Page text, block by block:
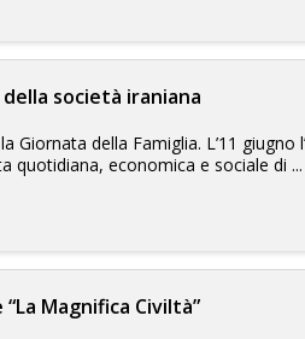
società iraniana
la Giornata della Famiglia. L’11
quotidiana, economica e sociale di ...
Magnifica Civiltà”